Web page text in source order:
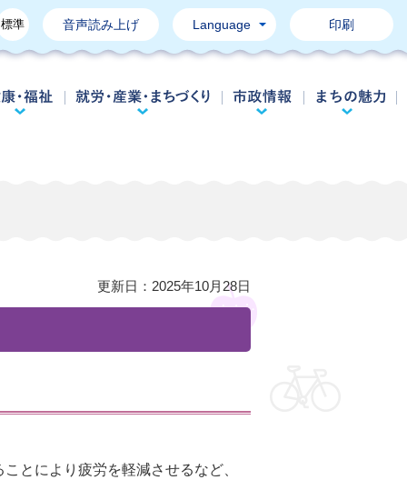
標準 音声読み上げ Language 印刷
・教育 健康・福祉 就労・産業・まちづくり
市政情報
更新日： 2025年10月28日
とにより疲労を軽減させるなど、